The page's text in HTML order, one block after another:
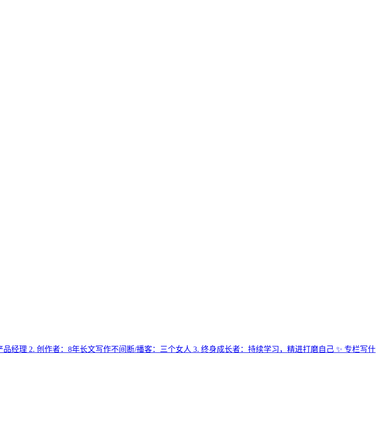
经理 2. 创作者：8年长文写作不间断/播客：三个女人 3. 终身成长者：持续学习，精进打磨自己 ✨ 专栏写什